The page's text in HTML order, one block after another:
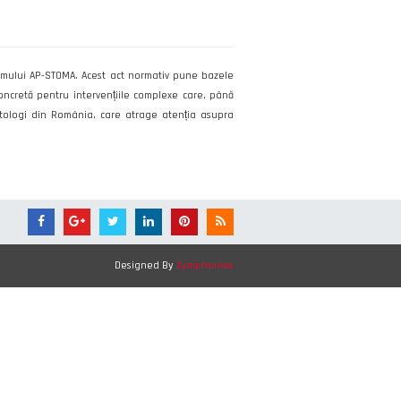
AP-STOMA. Acest act normativ pune bazele
pentru intervențiile complexe care, până
din România, care atrage atenția asupra
Designed By Zymphonies